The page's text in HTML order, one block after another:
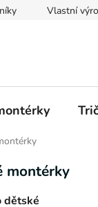
Vlastní
montérky
dětské